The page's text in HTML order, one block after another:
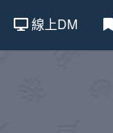
線上DM